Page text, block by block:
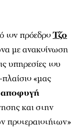
τον πρόεδροΤζο
με ανακοίνωση
υπηρεσίες του
«μας
αποφυγή
και στην
προτεραιοτήτων»